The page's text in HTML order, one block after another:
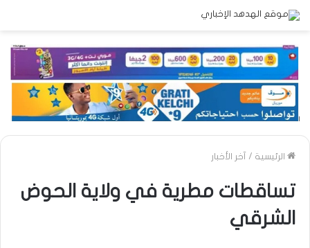
الرئيسية / آخر الأخبار
تساقطات مطرية في ولاية الحوض
الشرقي